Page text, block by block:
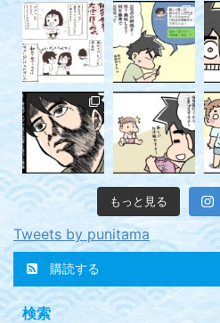
もっと見る
Tweets by punitama
購読する
検索